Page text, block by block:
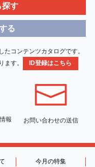
探す
る
コンテンツカタログです。
ます。
ID登録はこちら
報
お問い合わせの送信
今月の特集